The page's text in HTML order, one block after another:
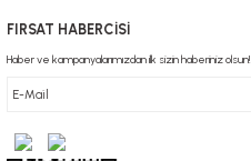
FIRSAT HABERCİSİ
Haber ve kampanyalarımızdan ilk sizin haberiniz olsun!